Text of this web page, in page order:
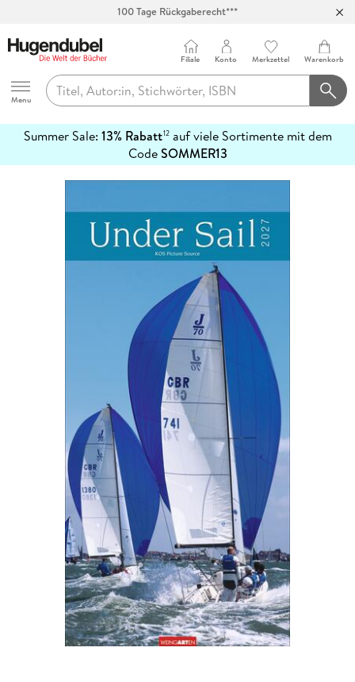
100 Tage Rückgaberecht***
Hugendubel
Menu
Filiale Konto Merkzettel Warenkorb
Summer Sale: 13% Rabatt12auf viele Sortimente mit dem
CodeSOMMER13
erfahren